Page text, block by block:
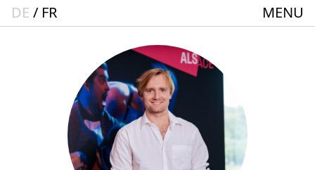
DE FR MENU
Startseite
ACTO – Städte und Gemeindebund-Theater
Oberrhein
Aktuelles
Junges Theater